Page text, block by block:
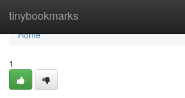
tinybookmarks
Home
Home
1